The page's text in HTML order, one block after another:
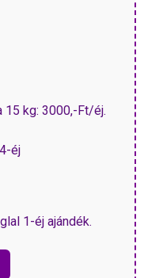
15 kg: 3000,-Ft/éj.
éj
1-éj ajándék.